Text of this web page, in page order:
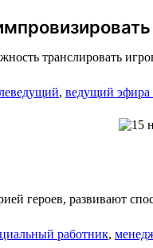
транслировать
, ведущий эфира
героев, развивают
работник,